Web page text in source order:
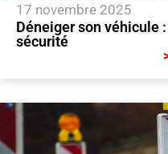
17 novembre 2025
Déneiger son véhicule
sécurité